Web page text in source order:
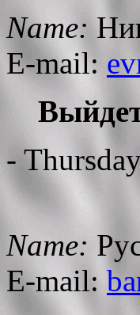
Name:
E-mail:
-
Name:
E-mail: